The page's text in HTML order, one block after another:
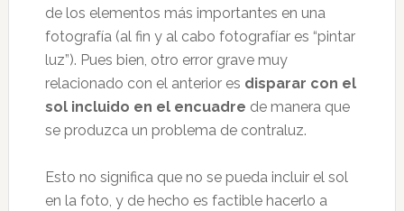
de los elementos más importantes en una
fotografía (al fin y al cabo fotografíar es “pintar
luz”). Pues bien, otro error grave muy
relacionado con el anterior es disparar con el
sol incluido en el encuadre de manera que
se produzca un problema de contraluz.
Esto no significa que no se pueda incluir el sol
en la foto, y de hecho es factible hacerlo a